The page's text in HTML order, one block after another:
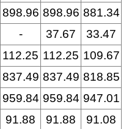
898.96 898.96 881.34
- 37.67
33.47
112.25 112.25 109.67
837.49 837.49 818.85
959.84 959.84 947.01
91.88 91.88
91.08